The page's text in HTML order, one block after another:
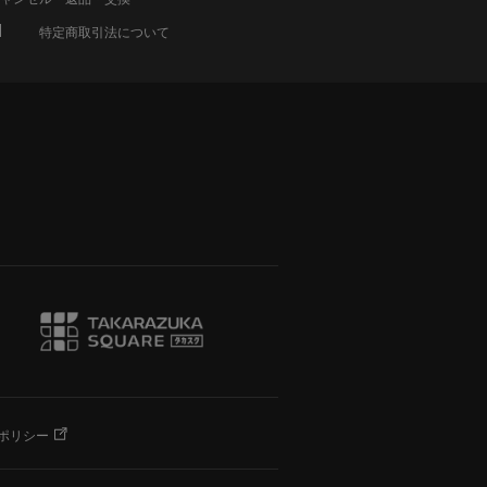
特定商取引法について
リシー